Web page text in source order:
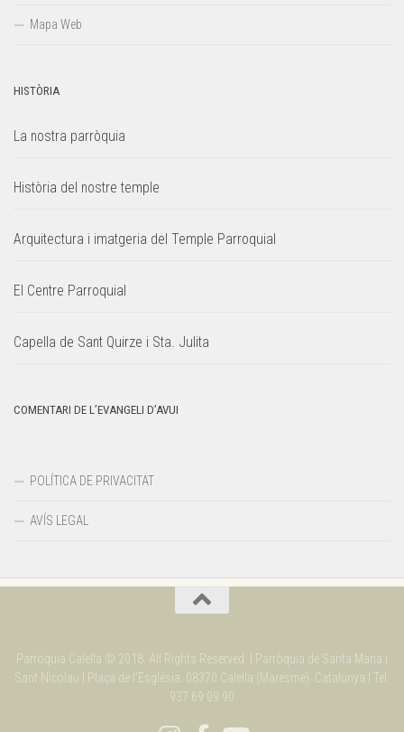
Mapa Web
HISTÒRIA
La nostra parròquia
Història del nostre temple
Arquitectura i imatgeria del Temple Parroquial
El Centre Parroquial
Capella de Sant Quirze i Sta. Julita
COMENTARI DE L’EVANGELI D’AVUI
POLÍTICA DE PRIVACITAT
AVÍS LEGAL
Parròquia Calella © 2018. All Rights Reserved. | Parròquia de Santa Maria i
Sant Nicolau | Plaça de l'Església. 08370 Calella (Maresme). Catalunya | Tel.
937 69 09 90